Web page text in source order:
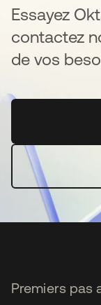
Essayez
contactez
de vos
Premiers pas